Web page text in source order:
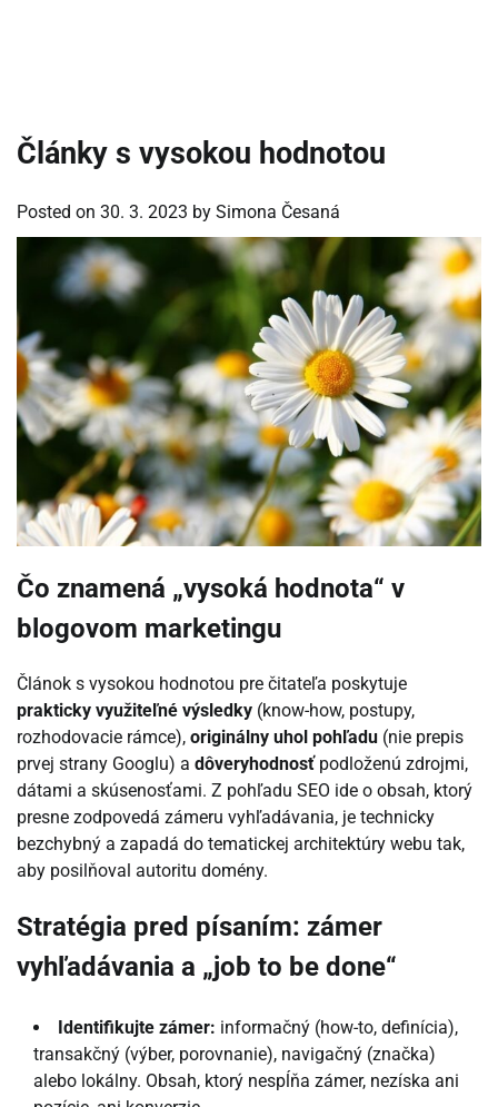
Články s vysokou hodnotou
Posted on 30. 3. 2023 by Simona Česaná
Čo znamená „vysoká hodnota“ v
blogovom marketingu
Článok s vysokou hodnotou pre čitateľa poskytuje
prakticky využiteľné výsledky (know-how, postupy,
rozhodovacie rámce), originálny uhol pohľadu (nie prepis
prvej strany Googlu) a dôveryhodnosťpodloženú zdrojmi,
dátami a skúsenosťami. Z pohľadu SEO ide o obsah, ktorý
presne zodpovedá zámeru vyhľadávania, je technicky
bezchybný a zapadá do tematickej architektúry webu tak,
aby posilňoval autoritu domény.
Stratégia pred písaním: zámer
vyhľadávania a „job to be done“
Identifikujte zámer: informačný (how-to, definícia),
transakčný (výber, porovnanie), navigačný (značka)
alebo lokálny. Obsah, ktorý nespĺňa zámer, nezíska ani